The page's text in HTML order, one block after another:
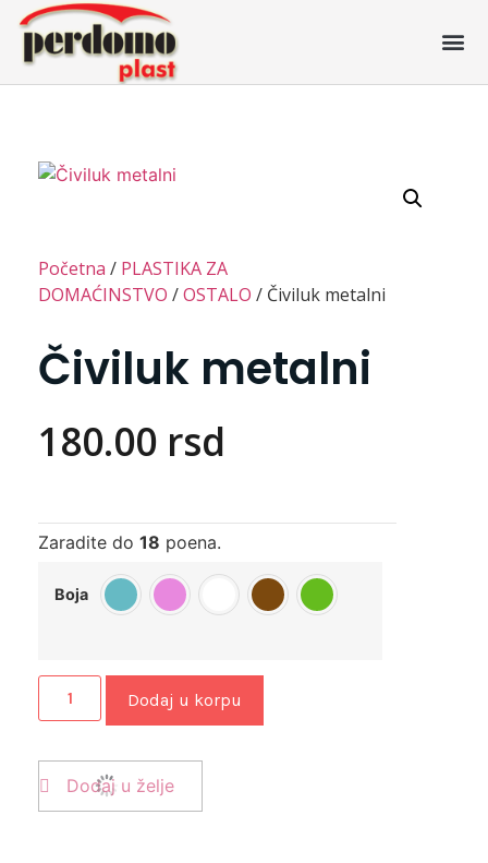
Početna / PLASTIKA ZA
DOMAĆINSTVO /OSTALO / Čiviluk metalni
Čiviluk metalni
180.00 rsd
Boja
Zaradite do 18 poena.
Dodaj u korpu
Dodaj u želje